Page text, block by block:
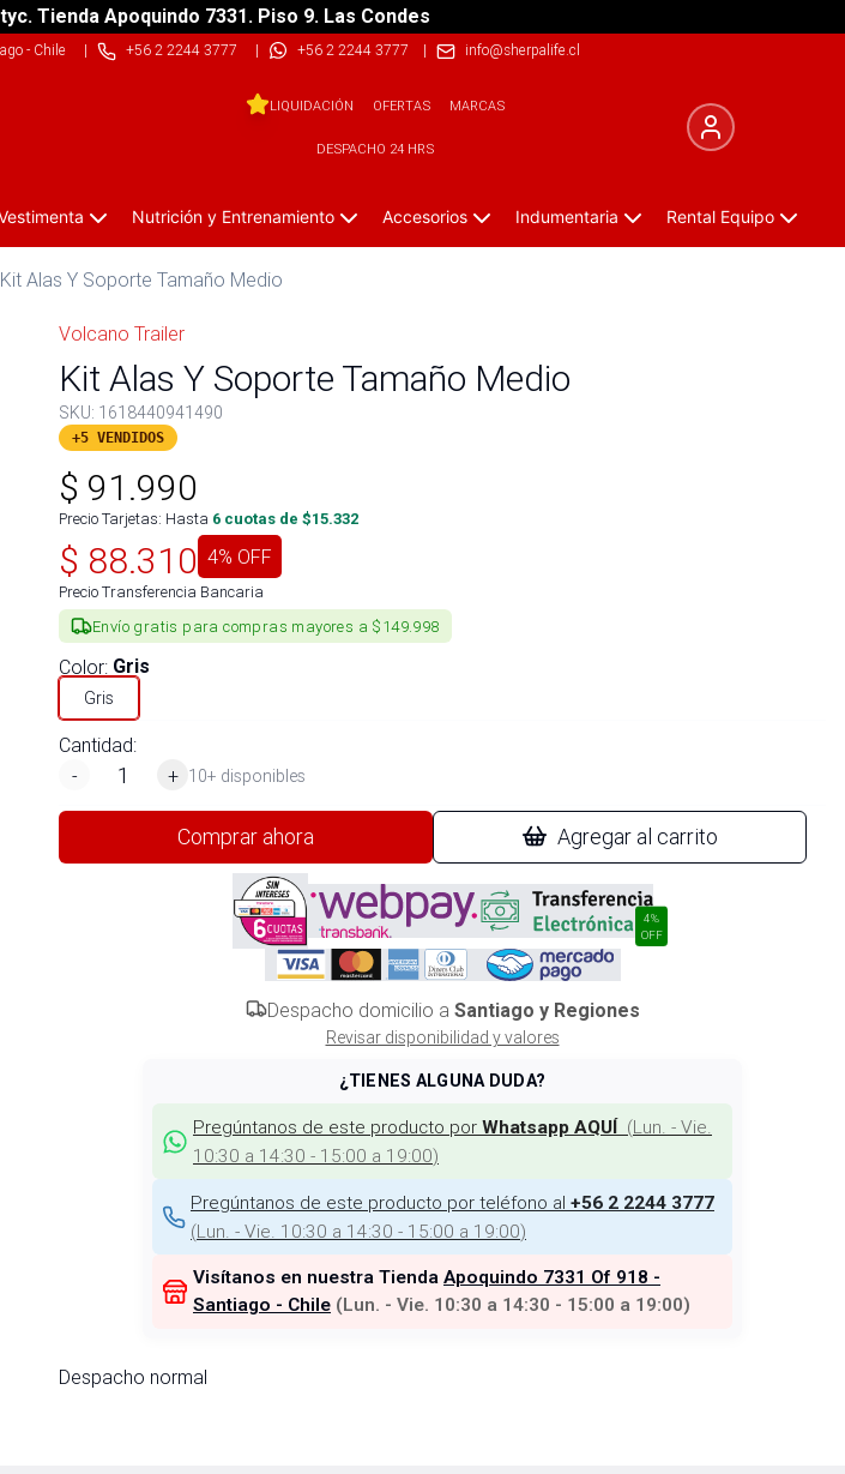
Tienda Apoquindo 7331. Piso 9. Las Condes
- Chile| +56 2 2244 3777 | +56 2 2244 3777 | info@sherpalife.cl
LIQUIDACIÓN OFERTAS MARCAS
DESPACHO 24 HRS
Nutrición y Entrenamiento Accesorios Indumentaria Rental Equipo
Kit Alas Y Soporte Tamaño Medio
Volcano Trailer
Kit Alas Y Soporte Tamaño Medio
SKU: 1618440941490
+5 VENDIDOS
$ 91.990
Precio Tarjetas: Hasta 6 cuotas de $15.332
$ 88.310 4% OFF
Precio Transferencia Bancaria
Envío gratis para compras mayores a $149.998
Color: Gris
Gris
Cantidad:
-
+ 10+ disponibles
Comprar ahora Agregar al carrito
4%
OFF
Despacho domicilio a Santiago y Regiones
Revisar disponibilidad y valores
¿TIENES ALGUNA DUDA?
Pregúntanos de este producto por Whatsapp AQUÍ (Lun. - Vie.
10:30 a 14:30 - 15:00 a 19:00)
Pregúntanos de este producto por teléfono al +56 2 2244 3777
(Lun. - Vie. 10:30 a 14:30 - 15:00 a 19:00)
Visítanos en nuestra Tienda Apoquindo 7331 Of 918 -
Santiago - Chile (Lun. - Vie. 10:30 a 14:30 - 15:00 a 19:00)
Despacho normal